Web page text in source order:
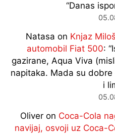
“Danas
Natasa on Knjaz
automobil Fiat 500: “
gazirane, Aqua Viva
napitaka. Mada su
i
Oliveron Coca-Cola
navijaj, osvoji uz Coca-